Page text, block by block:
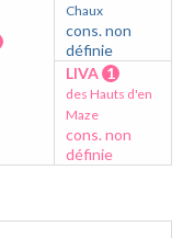
Chaux
cons. non
définie
LIVA 1
des Hauts d'en
Maze
cons. non
définie